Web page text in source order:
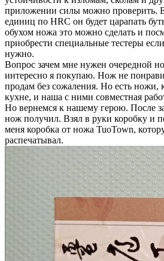
приложении силы можно проверить.
единиц по HRC он будет царапать
обухом ножа это можно сделать и
приобрести специальные тестеры
нужно.
Вопрос зачем мне нужен очередной
интересно я покупаю. Нож не
продам без сожаления. Но есть ножи,
кухне, и наша с ними совместная
Но вернемся к нашему герою. После
нож получил. Взял в руки коробку и
меня коробка от ножа TuoTown,
распечатывал.